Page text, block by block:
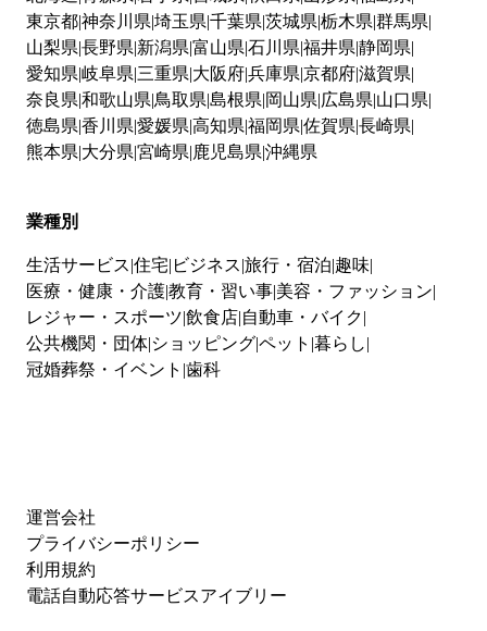
東京都神奈川県 埼玉県 千葉県 茨城県 栃木県 群馬県
山梨県 長野県 新潟県 富山県 石川県 福井県 静岡県
愛知県 岐阜県 三重県 大阪府兵庫県 京都府滋賀県
奈良県 和歌山県 鳥取県 島根県 岡山県 広島県 山口県
徳島県 香川県 愛媛県 高知県 福岡県 佐賀県 長崎県
熊本県 大分県 宮崎県 鹿児島県 沖縄県
業種別
生活サービス 住宅 ビジネス 旅行・宿泊 趣味
医療・健康・介護教育・習い事 美容・ファッション
レジャー・スポーツ 飲食店 自動車・バイク
公共機関・団体 ショッピングペット 暮らし
冠婚葬祭・イベント 歯科
運営会社
プライバシーポリシー
利用規約
電話自動応答サービスアイブリー